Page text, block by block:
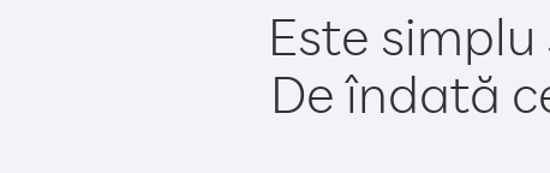
Este
De îndată